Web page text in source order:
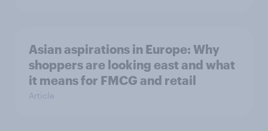
Asian aspirations in Europe: Why
shoppers are looking east and what
it means for FMCG and retail
Article